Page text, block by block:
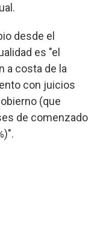
desde el
es "el
a costa de la
con juicios
(que
de comenzado